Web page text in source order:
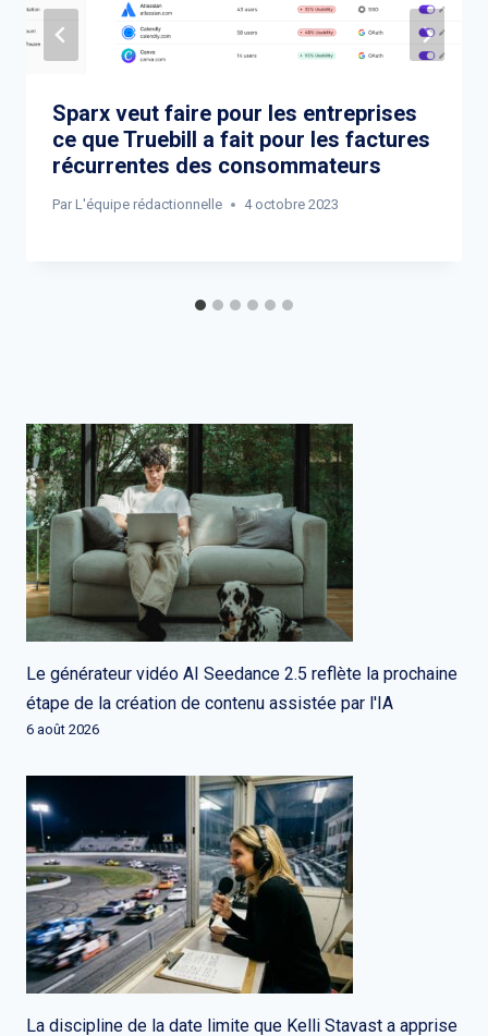
Sparx veut faire pour les entreprises
ce que Truebill a fait pour les factures
récurrentes des consommateurs
Par L'équipe rédactionnelle 4 octobre 2023
Le générateur vidéo AI Seedance 2.5 reflète la prochaine
étape de la création de contenu assistée par l'IA
6 août 2026
La discipline de la date limite que Kelli Stavast a apprise